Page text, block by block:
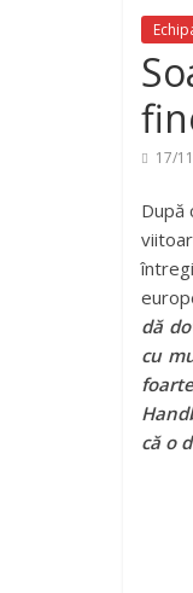
17/
După
dă
cu
că o